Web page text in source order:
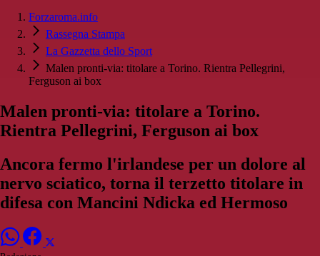
Forzaroma.info
Rassegna Stampa
La Gazzetta dello Sport
Malen pronti-via: titolare a Torino. Rientra Pellegrini,
Ferguson ai box
Malen pronti-via: titolare a Torino.
Rientra Pellegrini, Ferguson ai box
Ancora fermo l'irlandese per un dolore al
nervo sciatico, torna il terzetto titolare in
difesa con Mancini Ndicka ed Hermoso